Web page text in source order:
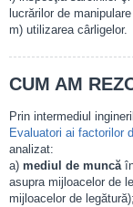
lucrărilor de
m) utilizarea cârligelor.
CUM AM
Prin intermediul
Evaluatori ai factorilor
analizat:
a) mediul de muncăîn
asupra mijloacelor de
mijloacelor de legătură);